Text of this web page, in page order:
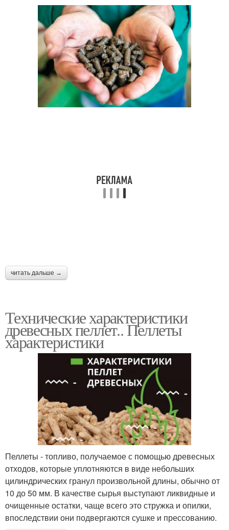
читать дальше →
Технические характеристики
древесных пеллет.. Пеллеты
характеристики
Пеллеты - топливо, получаемое с помощью древесных
отходов, которые уплотняются в виде небольших
цилиндрических гранул произвольной длины, обычно от
10 до 50 мм. В качестве сырья выступают ликвидные и
очищенные остатки, чаще всего это стружка и опилки,
впоследствии они подвергаются сушке и прессованию.